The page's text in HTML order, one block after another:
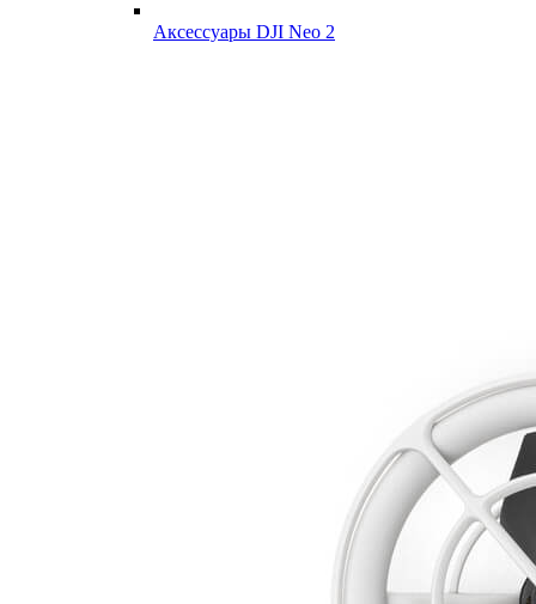
Аксессуары DJI Neo 2